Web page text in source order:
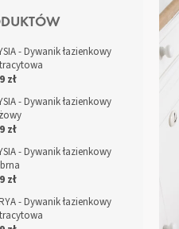
- Dywanik łazienkowy
zł
- Dywanik łazienkowy
zł
- Dywanik łazienkowy
zł
- Dywanik łazienkowy